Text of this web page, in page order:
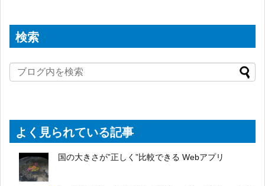
検索
よく見られている記事
国の大きさが”正しく”比較できる Webアプリ